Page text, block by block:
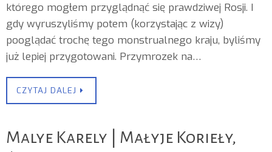
którego mogłem przyglądnąć się prawdziwej Rosji. I
gdy wyruszyliśmy potem (korzystając z wizy)
pooglądać trochę tego monstrualnego kraju, byliśmy
już lepiej przygotowani. Przymrozek na…
CZYTAJ DALEJ
Malye Karely | Małyje Korieły,